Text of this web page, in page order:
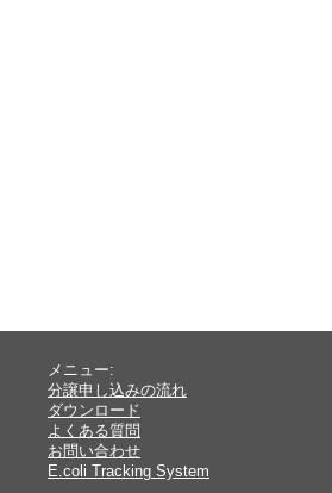
メニュー:
分譲申し込みの流れ
ダウンロード
よくある質問
お問い合わせ
E.coli Tracking System